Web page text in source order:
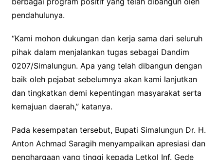
pendahulunya.
“Kami mohon dukungan dan kerja sama dari seluruh
pihak dalam menjalankan tugas sebagai Dandim
0207/Simalungun. Apa yang telah dibangun dengan
baik oleh pejabat sebelumnya akan kami lanjutkan
dan tingkatkan demi kepentingan masyarakat serta
kemajuan daerah,” katanya.
Pada kesempatan tersebut, Bupati Simalungun Dr. H.
Anton Achmad Saragih menyampaikan apresiasi dan
penghargaan yang tinggi kepada Letkol Inf. Gede